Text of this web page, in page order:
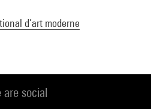
d’art moderne
are social